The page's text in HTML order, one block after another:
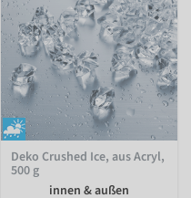
Deko Crushed Ice, aus Acryl,
500 g
innen & außen